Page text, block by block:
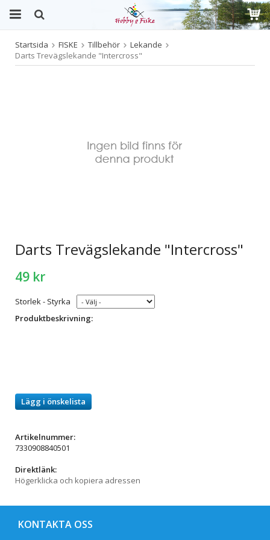
Produkten har blivit tillagd i varukorgen
Startsida FISKE Tillbehör
Lekande
Darts Trevägslekande "Intercross"
Darts Trevägslekande "Intercross"
49 kr
Storlek - Styrka
Produktbeskrivning:
Lägg i önskelista
Artikelnummer:
7330908840501
Direktlänk:
Högerklicka och kopiera adressen
KONTAKTA OSS